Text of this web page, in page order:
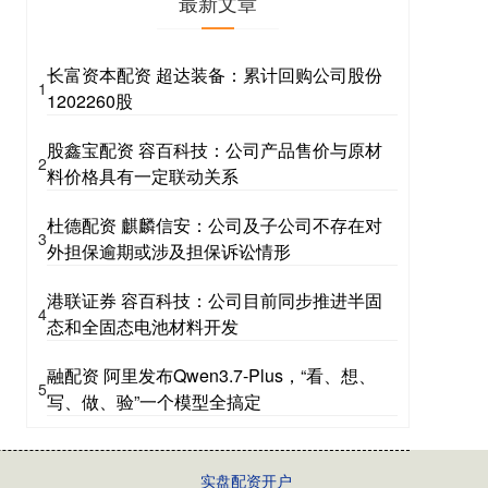
1
长富资本配资 超达装备：累计回购公司股份
1202260股
2
股鑫宝配资 容百科技：公司产品售价与原材
料价格具有一定联动关系
3
杜德配资 麒麟信安：公司及子公司不存在对
外担保逾期或涉及担保诉讼情形
4
港联证券 容百科技：公司目前同步推进半固
态和全固态电池材料开发
5
融配资 阿里发布Qwen3.7-Plus，“看、想、
写、做、验”一个模型全搞定
实盘配资开户